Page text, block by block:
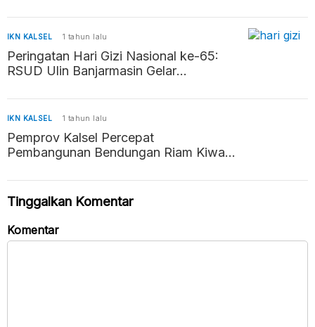
IKN KALSEL 1 tahun lalu
Peringatan Hari Gizi Nasional ke-65:
RSUD Ulin Banjarmasin Gelar
Makanan Sehat
IKN KALSEL 1 tahun lalu
Pemprov Kalsel Percepat
Pembangunan Bendungan Riam Kiwa
Tinggalkan Komentar
Komentar